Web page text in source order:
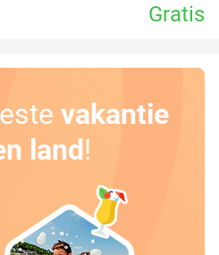
Gratis
vakantie
land!